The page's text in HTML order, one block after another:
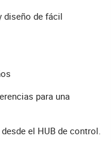
diseño de fácil
para una
metros desde el HUB de control.